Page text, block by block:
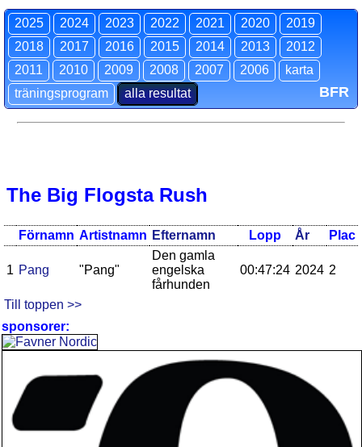
2025 2024 2023 2022 2021 2020
2019
2018
2017 2016 2015 2014 2013
2012
2011
2010 2009 2008 2007 2006
karta
träningsprogram
alla resultat BFR
The Big Flogsta Rush
Förnamn Artistnamn Efternamn Lopp År Plac
1 Pang "Pang"
Den gamla
engelska
fårhunden
00:47:24 2024 2
Till toppen >>
sponsorer: